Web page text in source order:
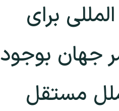
برای
جهان بوجود
مستقل